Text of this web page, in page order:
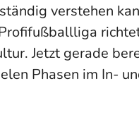
verstehen
Jetzt gerade
Phasen im In-